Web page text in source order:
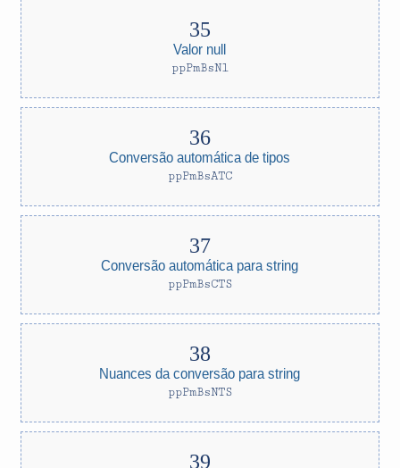
Valor null
ppPmBsNl
Conversão automática de tipos
ppPmBsATC
Conversão automática para string
ppPmBsCTS
Nuances da conversão para string
ppPmBsNTS